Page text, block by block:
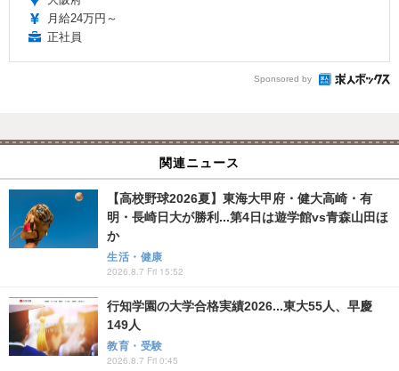
月給24万円～
正社員
Sponsored by
関連ニュース
【高校野球2026夏】東海大甲府・健大高崎・有
明・長崎日大が勝利...第4日は遊学館vs青森山田ほ
か
生活・健康
2026.8.7 Fri 15:52
行知学園の大学合格実績2026...東大55人、早慶
149人
教育・受験
2026.8.7 Fri 0:45